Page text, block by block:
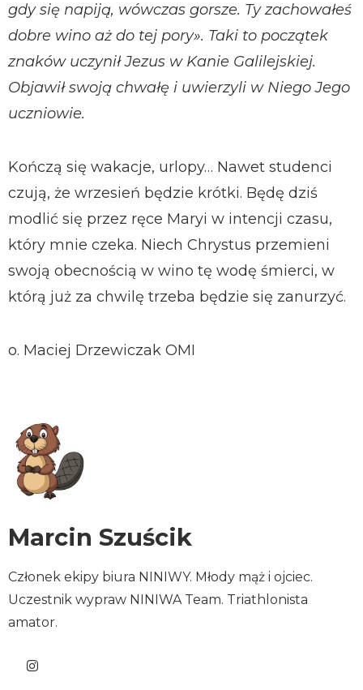
gdy się napiją, wówczas gorsze. Ty zachowałeś
dobre wino aż do tej pory». Taki to początek
znaków uczynił Jezus w Kanie Galilejskiej.
Objawił swoją chwałę i uwierzyli w Niego Jego
uczniowie.
Kończą się wakacje, urlopy… Nawet studenci
czują, że wrzesień będzie krótki. Będę dziś
modlić się przez ręce Maryi w intencji czasu,
który mnie czeka. Niech Chrystus przemieni
swoją obecnością w wino tę wodę śmierci, w
którą już za chwilę trzeba będzie się zanurzyć.
o. Maciej Drzewiczak OMI
Marcin Szuścik
Członek ekipy biura NINIWY. Młody mąż i ojciec.
Uczestnik wypraw NINIWA Team. Triathlonista
amator.